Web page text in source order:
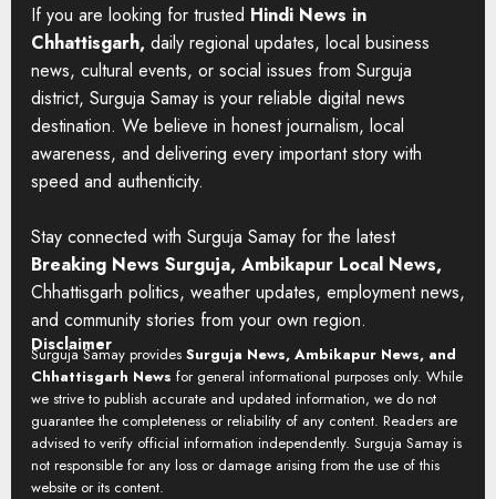
If you are looking for trusted Hindi News in
Chhattisgarh, daily regional updates, local business
news, cultural events, or social issues from Surguja
district, Surguja Samay is your reliable digital news
destination. We believe in honest journalism, local
awareness, and delivering every important story with
speed and authenticity.
Stay connected with Surguja Samay for the latest
Breaking News Surguja, Ambikapur Local News,
Chhattisgarh politics, weather updates, employment news,
and community stories from your own region.
Disclaimer
Surguja Samay provides Surguja News, Ambikapur News, and
Chhattisgarh News for general informational purposes only. While
we strive to publish accurate and updated information, we do not
guarantee the completeness or reliability of any content. Readers are
advised to verify official information independently. Surguja Samay is
not responsible for any loss or damage arising from the use of this
website or its content.